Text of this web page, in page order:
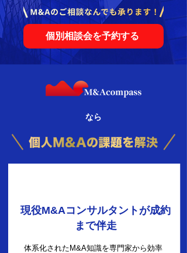
個別相談会を予約する
なら
現役M&Aコンサルタントが成約
まで伴走
体系化されたM&A知識を専門家から効率